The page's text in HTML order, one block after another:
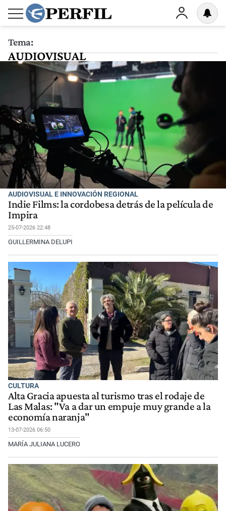
Tema:
AUDIOVISUAL
AUDIOVISUAL E INNOVACIÓN REGIONAL
Indie Films: la cordobesa detrás de la película de
Impira
25-07-2026 22:48
GUILLERMINA DELUPI
CULTURA
Alta Gracia apuesta al turismo tras el rodaje de
Las Malas: "Va a dar un empuje muy grande a la
economía naranja"
13-07-2026 06:50
MARÍA JULIANA LUCERO